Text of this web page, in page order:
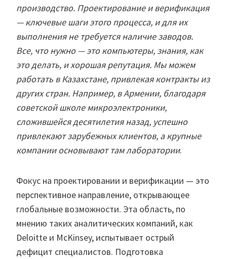
производство. Проектирование и верификация
— ключевые шаги этого процесса, и для их
выполнения не требуется наличие заводов.
Все, что нужно — это компьютеры, знания, как
это делать, и хорошая репутация. Мы можем
работать в Казахстане, привлекая контракты из
других стран. Например, в Армении, благодаря
советской школе микроэлектроники,
сложившейся десятилетия назад, успешно
привлекают зарубежных клиентов, а крупные
компании основывают там лаборатории.
Фокус на проектировании и верификации — это
перспективное направление, открывающее
глобальные возможности. Эта область, по
мнению таких аналитических компаний, как
Deloitte и McKinsey, испытывает острый
дефицит специалистов. Подготовка